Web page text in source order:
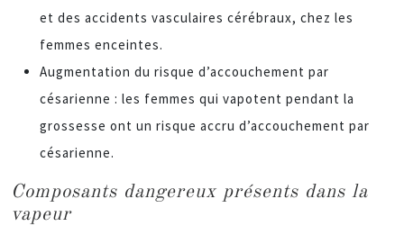
et des accidents vasculaires cérébraux, chez les
femmes enceintes.
Augmentation du risque d’accouchement par
césarienne : les femmes qui vapotent pendant la
grossesse ont un risque accru d’accouchement par
césarienne.
Composants dangereux présents dans la
vapeur